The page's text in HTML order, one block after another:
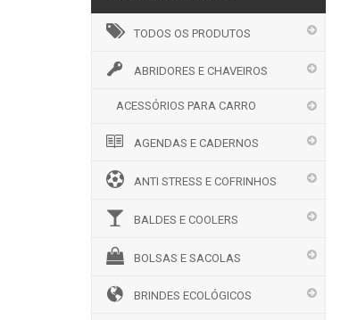
TODOS OS PRODUTOS
ABRIDORES E CHAVEIROS
ACESSÓRIOS PARA CARRO
AGENDAS E CADERNOS
ANTI STRESS E COFRINHOS
BALDES E COOLERS
BOLSAS E SACOLAS
BRINDES ECOLÓGICOS